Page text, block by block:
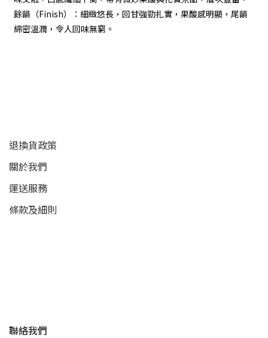
餘韻（Finish）：細緻悠長，回甘強勁扎實，果酸感明顯，尾韻
綿密溫潤，令人回味無窮。
退換貨政策
關於我們
運送服務
條款及細則
聯絡我們